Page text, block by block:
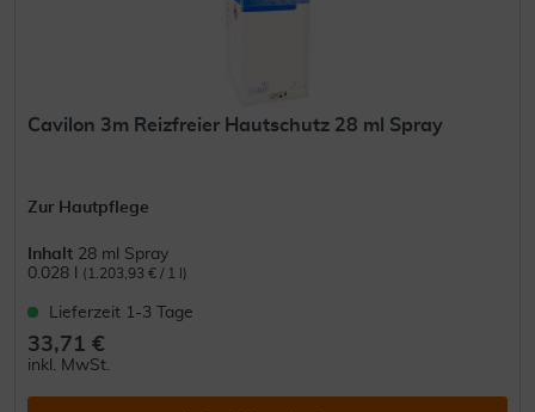
Cavilon 3m Reizfreier Hautschutz 28 ml Spray
Zur Hautpflege
Inhalt 28 ml Spray
0.028 l
(1.203,93 € / 1 l)
Lieferzeit 1-3 Tage
33,71 €
inkl. MwSt.